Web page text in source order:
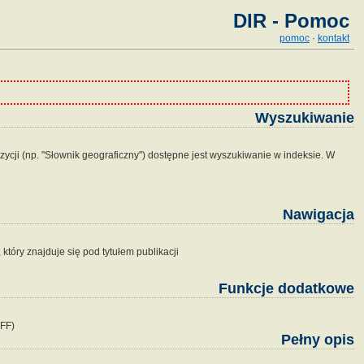
DIR - Pomoc
pomoc · kontakt
Wyszukiwanie
(np. "Słownik geograficzny") dostępne jest wyszukiwanie w indeksie. W
Nawigacja
znajduje się pod tytułem publikacji
Funkcje dodatkowe
Pełny opis